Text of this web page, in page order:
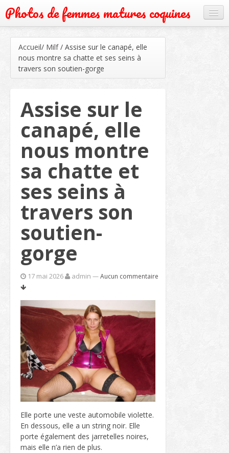
Photos de femmes matures coquines
Grand mère
Mature
Rencontre
Webcam
Accueil/ Milf / Assise sur le canapé, elle
nous montre sa chatte et ses seins à
travers son soutien-gorge
Assise sur le
canapé, elle
nous montre
sa chatte et
ses seins à
travers son
soutien-
gorge
17 mai 2026 admin —Aucun commentaire
Elle porte une veste automobile violette.
En dessous, elle a un string noir. Elle
porte également des jarretelles noires,
mais elle n’a rien de plus.